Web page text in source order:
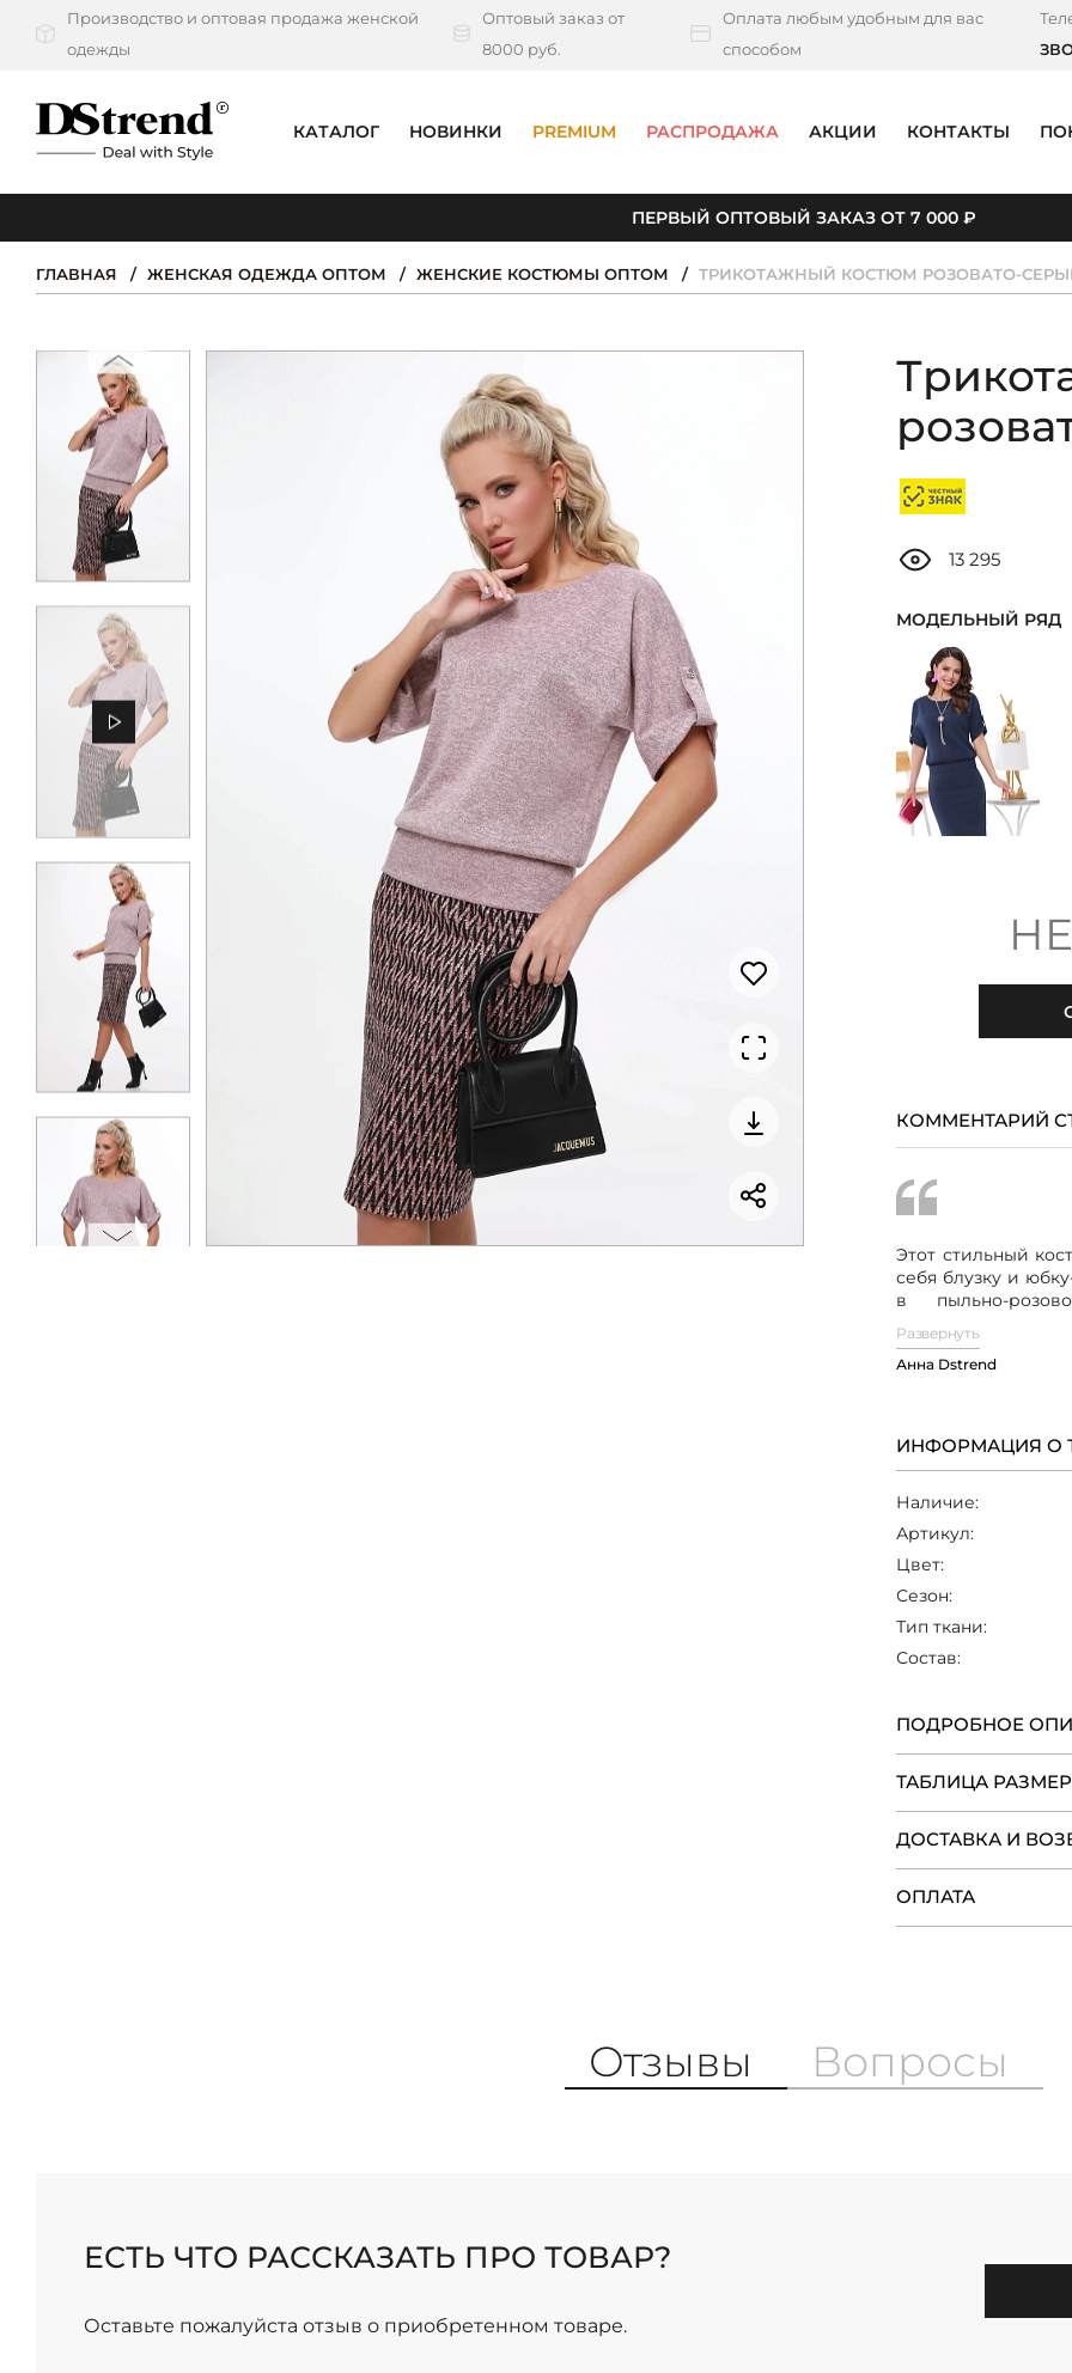
Производство и оптовая продажа женской
одежды
Оптовый заказ от
8000 руб.
Оплата любым удобным для вас
способом
КАТАЛОГ НОВИНКИ PREMIUM РАСПРОДАЖА АКЦИИ КОНТАКТЫ
ПЕРВЫЙ ОПТОВЫЙ ЗАКАЗ ОТ 7 000 ₽
КАТАЛОГ
НОВИНКИ
PREMIUM
РАСПРОДАЖА
АКЦИИ
КОНТАКТЫ
ЖУРНАЛ
О НАС
СКИДКИ
ЧАСТО ЗАДАВАЕМЫЕ ВОПРОСЫ
ОПТОВЫМ ПОКУПАТЕЛЯМ
РОЗНИЧНЫМ ПОКУПАТЕЛЯМ
ДОСТАВКА
ОПЛАТА
ТАБЛИЦА РАЗМЕРОВ
ГЛАВНАЯ ЖЕНСКАЯ ОДЕЖДА ОПТОМ ЖЕНСКИЕ КОСТЮМЫ ОПТОМ ТРИКОТАЖНЫЙ КОСТЮМ РОЗОВАТО-
13 295
МОДЕЛЬНЫЙ РЯД
КОММЕНТАРИЙ
Этот стильный
себя блузку и
в пыльно-
цельнокроеными
резинкой внизу,
посадку изделия.
Данный костюм
черными туфлями
нарядидеально
для более
Развернуть
Анна Dstrend
ИНФОРМАЦИЯ О
Наличие:
Артикул:
Цвет:
Сезон:
Тип ткани:
Состав:
ПОДРОБНОЕ
ТАБЛИЦА
ДОСТАВКА И
ОПЛАТА
Отзывы Вопросы
ЕСТЬ ЧТО РАССКАЗАТЬ ПРО ТОВАР?
Оставьте пожалуйста отзыв о приобретенном товаре.